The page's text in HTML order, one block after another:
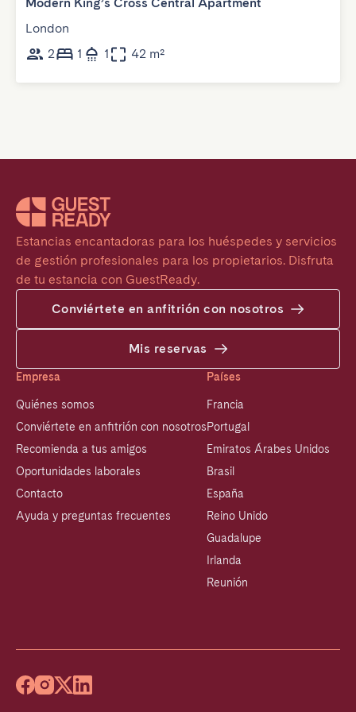
London
2
1 1 42 m²
Estancias encantadoras para los huéspedes y servicios
de gestión profesionales para los propietarios. Disfruta
de tu estancia con GuestReady.
Conviértete en anfitrión con nosotros
Mis reservas
Empresa
Quiénes somos
Conviértete en anfitrión con nosotros
Recomienda a tus amigos
Oportunidades laborales
Contacto
Ayuda y preguntas frecuentes
Países
Francia
Portugal
Emiratos Árabes Unidos
Brasil
España
Reino Unido
Guadalupe
Irlanda
Reunión